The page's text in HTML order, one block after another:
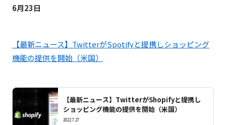
6月23日
【最新ニュース】TwitterがSpotifyと提携しショッピング
機能の提供を開始（米国）
【最新ニュース】TwitterがShopifyと提携し
ショッピング機能の提供を開始（米国）
2022.7.27